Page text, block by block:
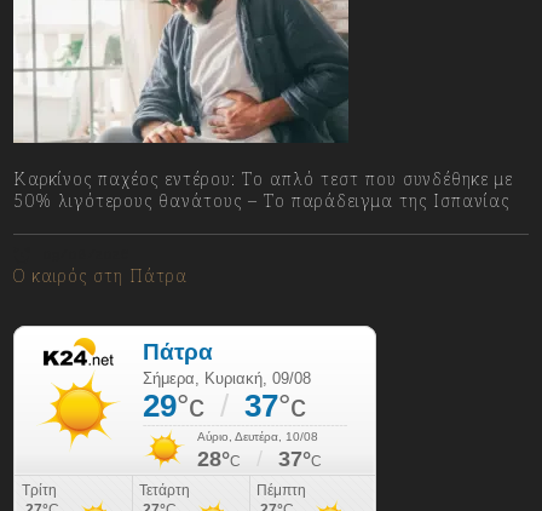
Καρκίνος παχέος εντέρου: Το απλό τεστ που συνδέθηκε με
50% λιγότερους θανάτους – Το παράδειγμα της Ισπανίας
Ο καιρός στη Πάτρα